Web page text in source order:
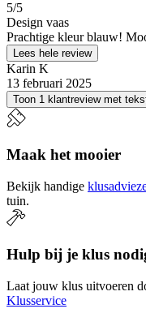
5/5
Design vaas
Prachtige kleur blauw!
Lees hele review
Karin K
13 februari 2025
Toon 1 klantreview met
Maak het mooier
Bekijk handige
tuin.
Hulp bij je klus
Laat jouw klus uitvoeren
Klusservice